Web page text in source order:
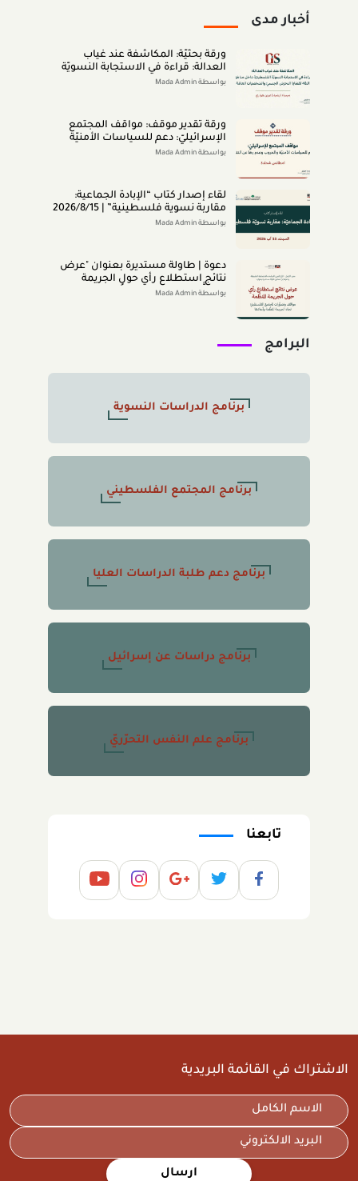
أخبار مدى
ورقة بحثيّة: المكاشفة عند غياب
العدالة: قراءة في الاستجابة النسويّة
بواسطة Mada Admin
ورقة تقدير موقف: مواقف المجتمع
الإسرائيليّ: دعم للسياسات الأمنيّة
والحروب وعدم رضا عن النتائج (تمّوز
بواسطة Mada Admin
لقاء إصدار كتاب “اﻹﺑﺎدةّ اﻟﺠﻤﺎﻋﻴﺔ:
ﻣﻘﺎرﺑﺔ ﻧﺴﻮﻳﺔ ﻓﻠﺴﻄﻴﻨﻴﺔ” | 2026/8/15
|بواسطة Mada Admin
دعوة | طاولة مستديرة بعنوان "عرض
نتائج استطلاع رأي حول الجريمة
المنظَّمة- مواقف وتصوُّرات المجتمع
بواسطة Mada Admin
البرامج
برنامج الدراسات النسوية
برنامج المجتمع الفلسطيني
برنامج دعم طلبة الدراسات العليا
برنامج دراسات عن إسرائيل
برنامج علم النفس التحرّريّ
تابعنا
الاشتراك في القائمة البريدية
ارسال